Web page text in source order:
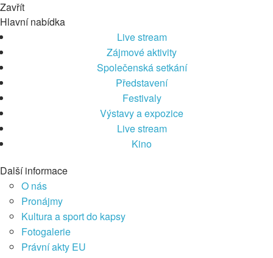
Zavřít
Hlavní nabídka
Live stream
Zájmové aktivity
Společenská setkání
Představení
Festivaly
Výstavy a expozice
Live stream
Kino
Další informace
O nás
Pronájmy
Kultura a sport do kapsy
Fotogalerie
Právní akty EU